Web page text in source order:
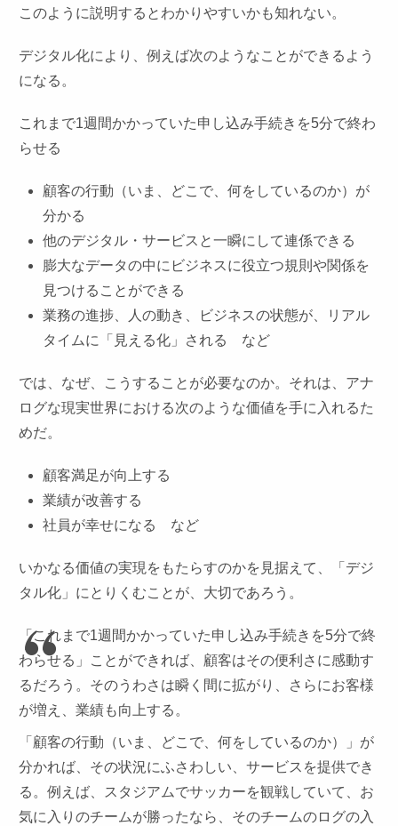
このように説明するとわかりやすいかも知れない。
デジタル化により、例えば次のようなことができるよう
になる。
これまで1週間かかっていた申し込み手続きを5分で終わ
らせる
顧客の行動（いま、どこで、何をしているのか）が
分かる
他のデジタル・サービスと一瞬にして連係できる
膨大なデータの中にビジネスに役立つ規則や関係を
見つけることができる
業務の進捗、人の動き、ビジネスの状態が、リアル
タイムに「見える化」される など
では、なぜ、こうすることが必要なのか。それは、アナ
ログな現実世界における次のような価値を手に入れるた
めだ。
顧客満足が向上する
業績が改善する
社員が幸せになる など
いかなる価値の実現をもたらすのかを見据えて、「デジ
タル化」にとりくむことが、大切であろう。
「これまで1週間かかっていた申し込み手続きを5分で終
わらせる」ことができれば、顧客はその便利さに感動す
るだろう。そのうわさは瞬く間に拡がり、さらにお客様
が増え、業績も向上する。
「顧客の行動（いま、どこで、何をしているのか）」が
分かれば、その状況にふさわしい、サービスを提供でき
る。例えば、スタジアムでサッカーを観戦していて、お
気に入りのチームが勝ったなら、そのチームのログの入